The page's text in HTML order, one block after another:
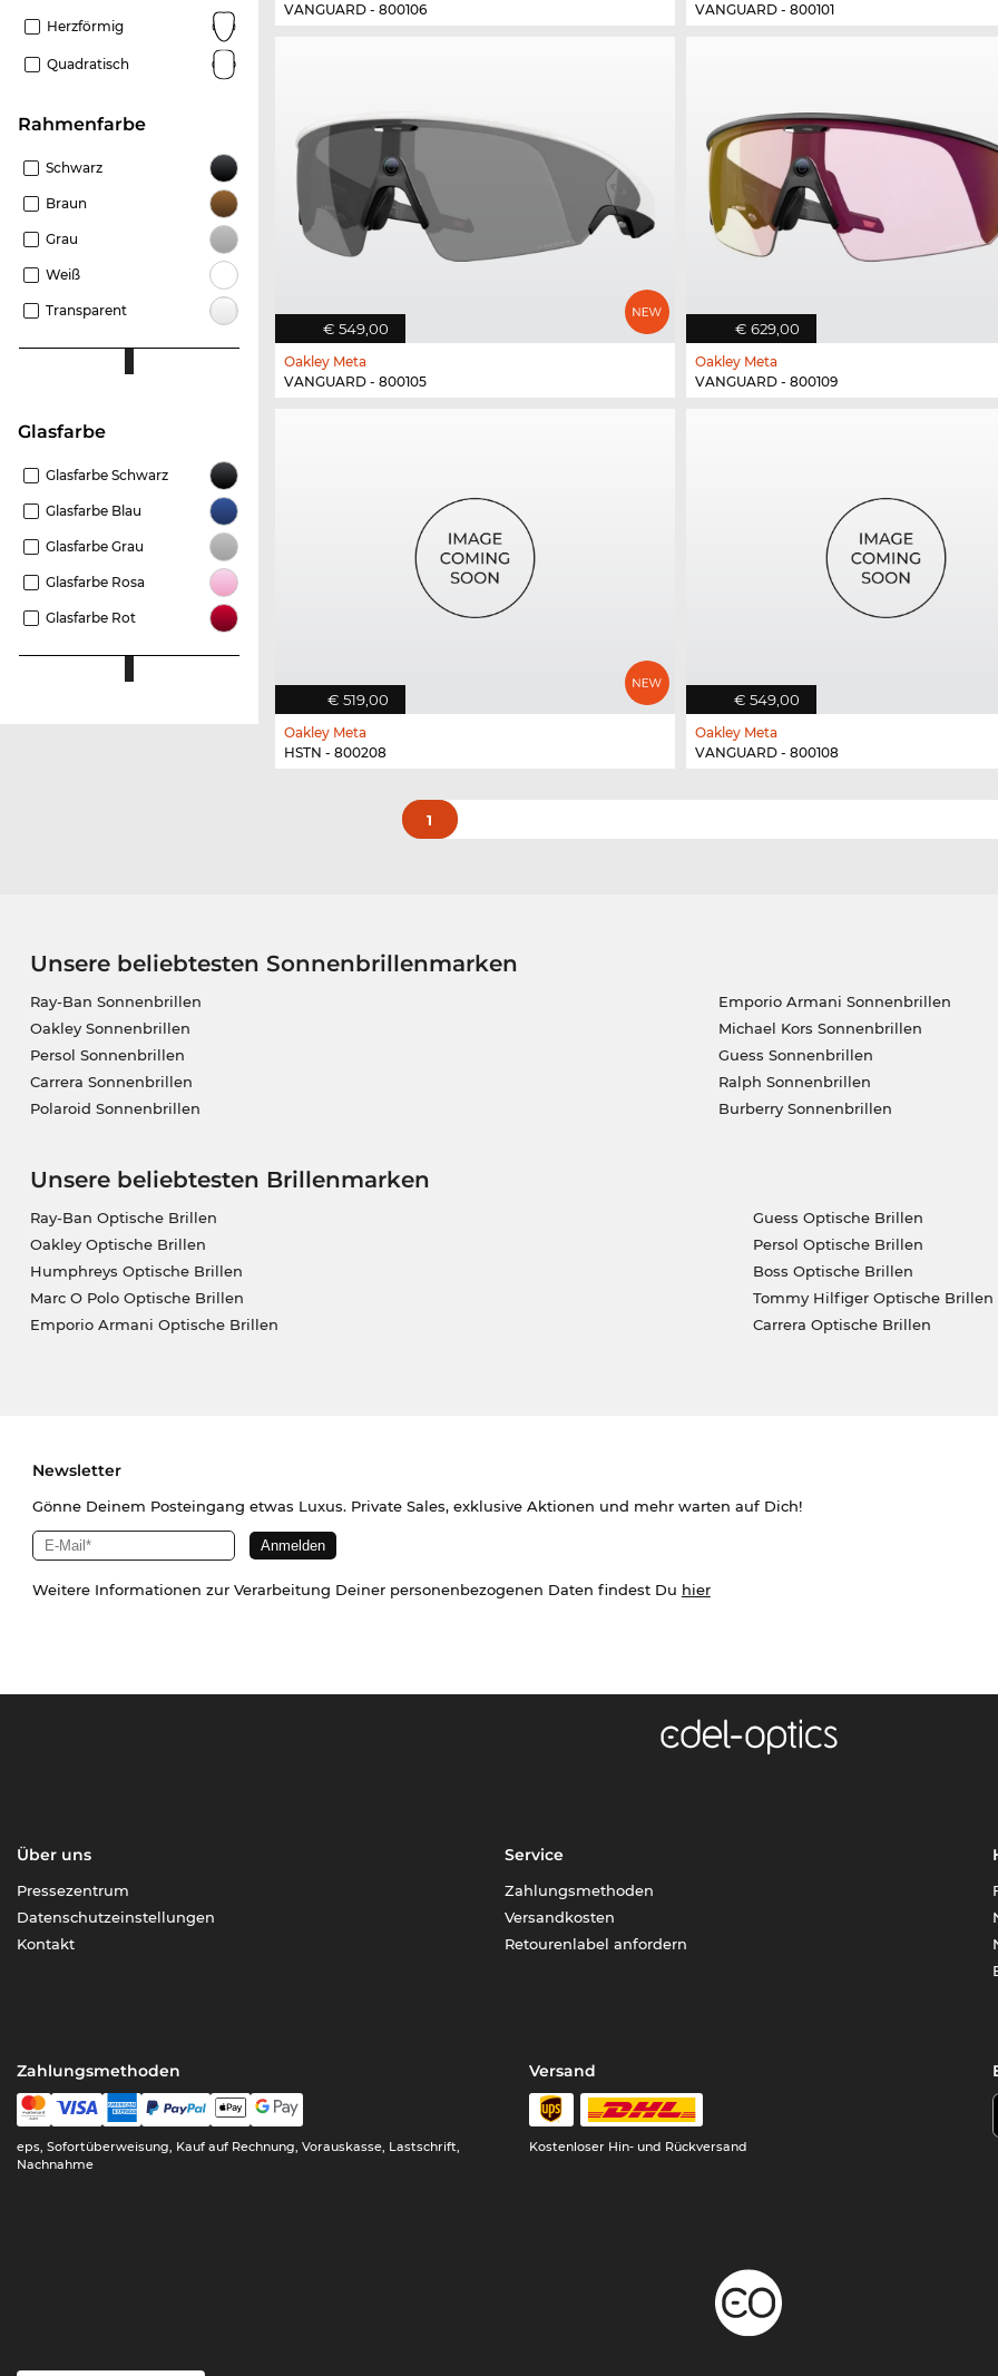
Herzförmig
Quadratisch
Rahmenfarbe
Schwarz
Braun
Grau
Weiß
Transparent
Glasfarbe
Glasfarbe Schwarz
Glasfarbe Blau
Glasfarbe Grau
Glasfarbe Rosa
Glasfarbe Rot
VANGUARD - 800106
VANGUARD - 800101
€ 549,00
Oakley Meta
VANGUARD - 800105
€ 629,00
Oakley Meta
VANGUARD - 800109
€ 519,00
Oakley Meta
HSTN - 800208
€ 549,00
Oakley Meta
VANGUARD - 800108
1
Unsere beliebtesten Sonnenbrillenmarken
Ray-Ban Sonnenbrillen
Oakley Sonnenbrillen
Persol Sonnenbrillen
Carrera Sonnenbrillen
Polaroid Sonnenbrillen
Emporio Armani Sonnenbrillen
Michael Kors Sonnenbrillen
Guess Sonnenbrillen
Ralph Sonnenbrillen
Burberry Sonnenbrillen
Unsere beliebtesten Brillenmarken
Ray-Ban Optische Brillen
Oakley Optische Brillen
Humphreys Optische Brillen
Marc O Polo Optische Brillen
Emporio Armani Optische Brillen
Guess Optische Brillen
Persol Optische Brillen
Boss Optische Brillen
Tommy Hilfiger Optische Brillen
Carrera Optische Brillen
Newsletter
Gönne Deinem Posteingang etwas Luxus. Private Sales, exklusive Aktionen und mehr warten auf Dich!
Weitere Informationen zur Verarbeitung Deiner personenbezogenen Daten findest Du hier
Über uns
Pressezentrum
Datenschutzeinstellungen
Kontakt
Service
Zahlungsmethoden
Versandkosten
Retourenlabel anfordern
Zahlungsmethoden
eps, Sofortüberweisung, Kauf auf Rechnung, Vorauskasse, Lastschrift,
Nachnahme
Versand
Kostenloser Hin- und Rückversand